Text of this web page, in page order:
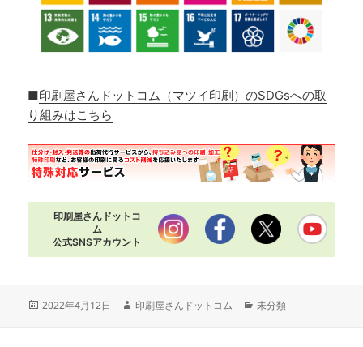
■印刷屋さんドットコム（マツイ印刷）のSDGsへの取
り組みはこちら
印刷屋さんドットコ
ム
公式SNSアカウント
投
2022年4月12日
作
印刷屋さんドットコム
カ
未分類